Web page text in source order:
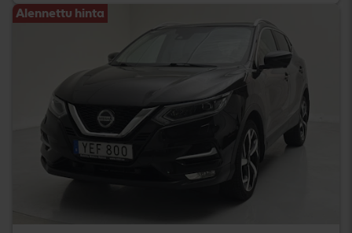
Alennettu hinta